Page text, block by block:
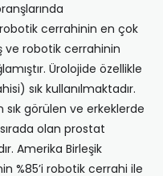
robotik cerrahinin en çok
ve robotik cerrahinin
Ürolojide özellikle
sık kullanılmaktadır.
görülen ve erkeklerde
olan prostat
Amerika Birleşik
%85’i robotik cerrahi ile